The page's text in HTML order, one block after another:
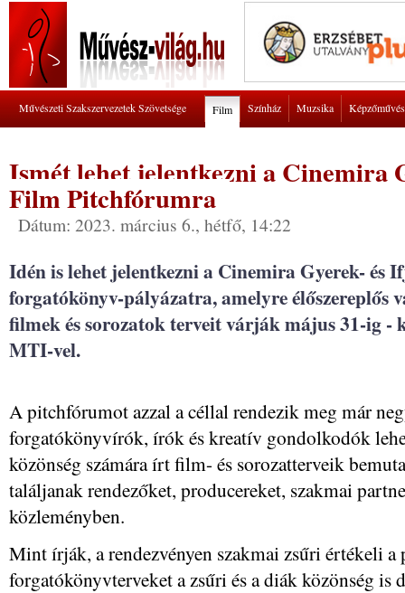
Művészeti Szakszervezetek Szövetsége Film Színház Muzsika
Ismét lehet jelentkezni a Cinemira
Film Pitchfórumra
Dátum: 2023. március 6., hétfő, 14:22
Idén is lehet jelentkezni a Cinemira Gyerek- és
forgatókönyv-pályázatra, amelyre élőszereplős
filmek és sorozatok terveit várják május 31-ig -
MTI-vel.
A pitchfórumot azzal a céllal rendezik meg már
forgatókönyvírók, írók és kreatív gondolkodók
közönség számára írt film- és sorozatterveik
találjanak rendezőket, producereket, szakmai
közleményben.
Mint írják, a rendezvényen szakmai zsűri értékeli
forgatókönyvterveket a zsűri és a diák közönség is